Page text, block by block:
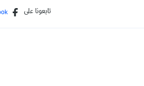
تابعونا على